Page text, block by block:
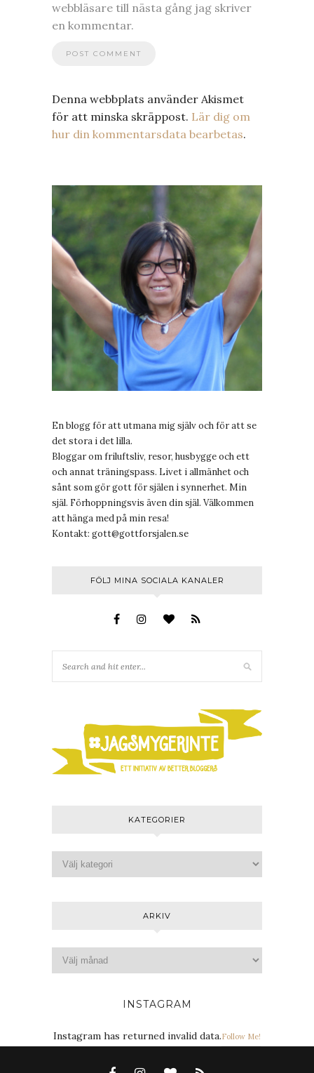
webbläsare till nästa gång jag skriver
en kommentar.
Denna webbplats använder Akismet
för att minska skräppost. Lär dig om
hur din kommentarsdata bearbetas.
En blogg för att utmana mig själv och för att se
det stora i det lilla.
Bloggar om friluftsliv, resor, husbygge och ett
och annat träningspass. Livet i allmänhet och
sånt som gör gott för själen i synnerhet. Min
själ. Förhoppningsvis även din själ. Välkommen
att hänga med på min resa!
Kontakt: gott@gottforsjalen.se
FÖLJ MINA SOCIALA KANALER
KATEGORIER
ARKIV
INSTAGRAM
Instagram has returned invalid data.Follow Me!